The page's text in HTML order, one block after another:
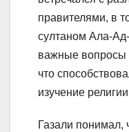
правителями, в
султаном Ала-
важные вопросы
что
изучение
Газали понимал,